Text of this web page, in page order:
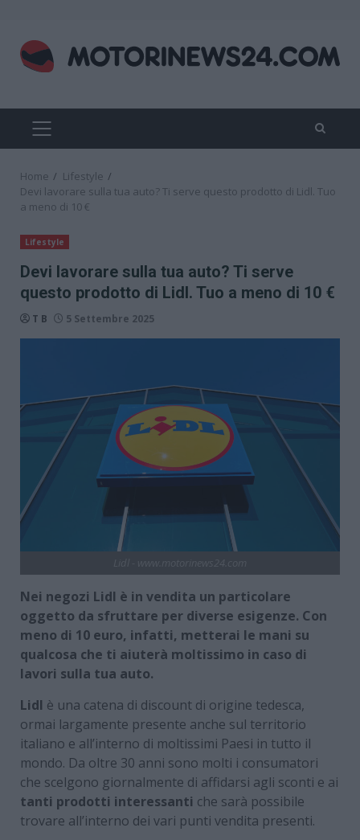
content
PRIMARY
MENU
Home
Lifestyle
Devi lavorare sulla tua auto? Ti serve questo prodotto di Lidl. Tuo
a meno di 10 €
Lifestyle
Devi lavorare sulla tua auto? Ti serve
questo prodotto di Lidl. Tuo a meno di 10 €
T B 5 Settembre 2025
Nei negozi Lidl è in vendita un particolare
oggetto da sfruttare per diverse esigenze. Con
meno di 10 euro, infatti, metterai le mani su
qualcosa che ti aiuterà moltissimo in caso di
lavori sulla tua auto.
Lidl è una catena di discount di origine tedesca,
ormai largamente presente anche sul territorio
italiano e all’interno di moltissimi Paesi in tutto il
mondo. Da oltre 30 anni sono molti i consumatori
che scelgono giornalmente di affidarsi agli sconti e ai
tanti prodotti interessanti che sarà possibile
trovare all’interno dei vari punti vendita presenti.